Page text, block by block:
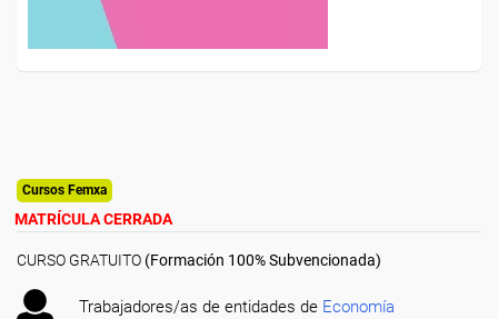
Cursos Femxa
MATRÍCULA CERRADA
CURSO GRATUITO (Formación 100% Subvencionada)
Trabajadores/as de entidades de Economía